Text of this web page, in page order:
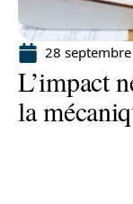
28
L’impact
la